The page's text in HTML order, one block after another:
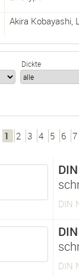
Akira Kobayashi,
Dickte
1 2 3 4 5 6 7
DIN
DIN